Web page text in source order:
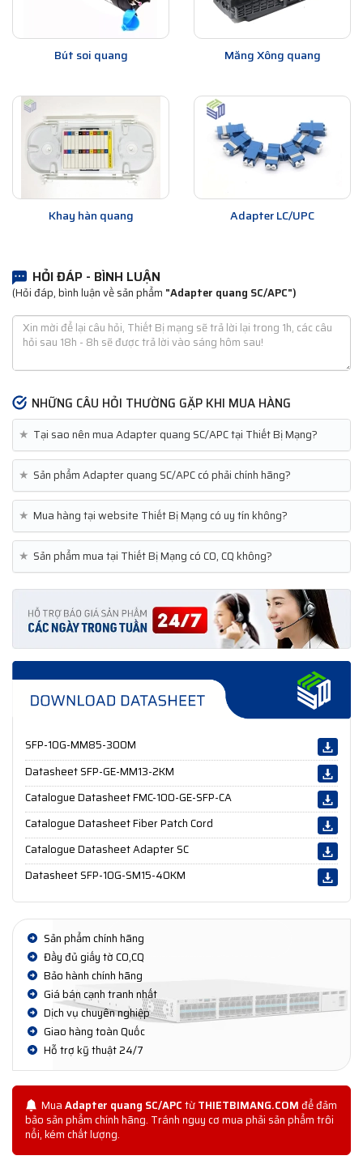
Bút soi quang Măng Xông quang
Khay hàn quang Adapter LC/UPC
HỎI ĐÁP - BÌNH LUẬN
(Hỏi đáp, bình luận về sản phẩm "Adapter quang SC/APC")
NHỮNG CÂU HỎI THƯỜNG GẶP KHI MUA HÀNG
★ Tại sao nên mua Adapter quang SC/APC tại Thiết Bị Mạng?
★ Sản phẩm Adapter quang SC/APC có phải chính hãng?
★ Mua hàng tại website Thiết Bị Mạng có uy tín không?
★ Sản phẩm mua tại Thiết Bị Mạng có CO, CQ không?
SFP-10G-MM85-300M
Datasheet SFP-GE-MM13-2KM
Catalogue Datasheet FMC-100-GE-SFP-CA
Catalogue Datasheet Fiber Patch Cord
Catalogue Datasheet Adapter SC
Datasheet SFP-10G-SM15-40KM
Sản phẩm chính hãng
Đầy đủ giấy tờ CO,CQ
Bảo hành chính hãng
Giá bán cạnh tranh nhất
Dịch vụ chuyên nghiệp
Giao hàng toàn Quốc
Hỗ trợ kỹ thuật 24/7
MuaAdapter quang SC/APCtừTHIETBIMANG.COMđể đảm
bảo sản phẩm chính hãng. Tránh nguy cơ mua phải sản phẩm trôi
nổi, kém chất lượng.